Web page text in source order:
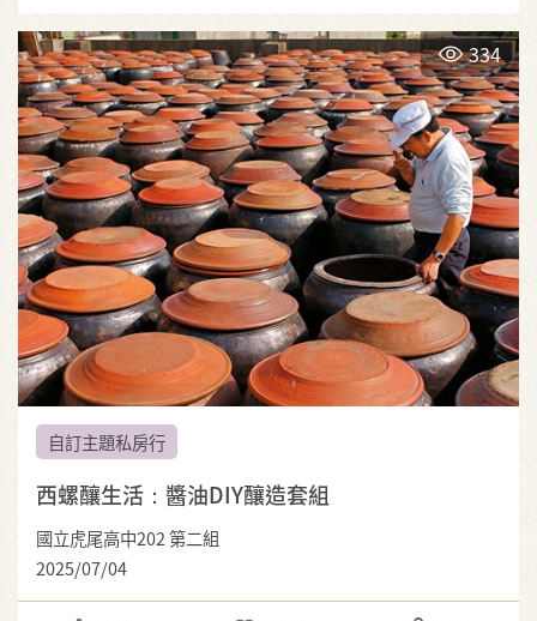
334
自訂主題私房行
西螺釀生活：醬油DIY釀造套組
國立虎尾高中202 第二組
2025/07/04